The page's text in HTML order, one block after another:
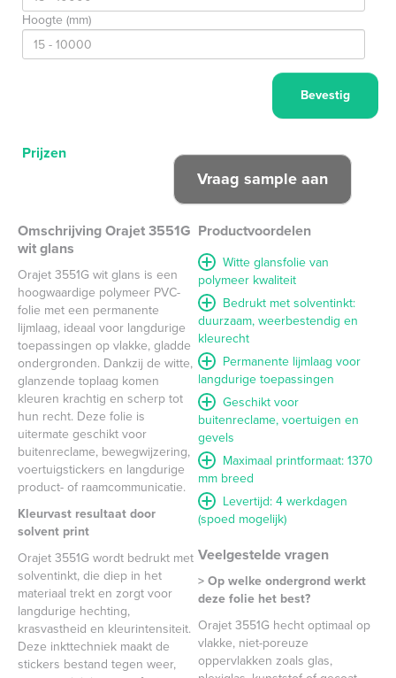
Hoogte (mm)
Prijzen
Omschrijving Orajet 3551G
wit glans
Orajet 3551G wit glans is een
hoogwaardige polymeer PVC-
folie met een permanente
lijmlaag, ideaal voor langdurige
toepassingen op vlakke, gladde
ondergronden. Dankzij de witte,
glanzende toplaag komen
kleuren krachtig en scherp tot
hun recht. Deze folie is
uitermate geschikt voor
buitenreclame, bewegwijzering,
voertuigstickers en langdurige
product- of raamcommunicatie.
Kleurvast resultaat door
solvent print
Orajet 3551G wordt bedrukt met
solventinkt, die diep in het
materiaal trekt en zorgt voor
langdurige hechting,
krasvastheid en kleurintensiteit.
Deze inkttechniek maakt de
stickers bestand tegen weer,
Productvoordelen
Witte glansfolie van
polymeer kwaliteit
Bedrukt met solventinkt:
duurzaam, weerbestendig en
kleurecht
Permanente lijmlaag voor
langdurige toepassingen
Geschikt voor
buitenreclame, voertuigen en
gevels
Maximaal printformaat: 1370
mm breed
Levertijd: 4 werkdagen
(spoed mogelijk)
Veelgestelde vragen
> Op welke ondergrond werkt
deze folie het best?
Orajet 3551G hecht optimaal op
vlakke, niet-poreuze
oppervlakken zoals glas,